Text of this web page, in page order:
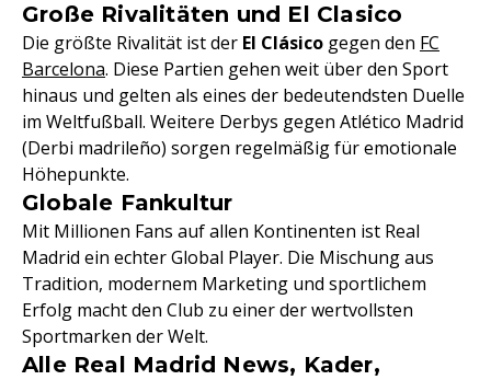
Große Rivalitäten und El Clasico
Die größte Rivalität ist der El Clásico gegen den FC
Barcelona. Diese Partien gehen weit über den Sport
hinaus und gelten als eines der bedeutendsten Duelle
im Weltfußball. Weitere Derbys gegen Atlético Madrid
(Derbi madrileño) sorgen regelmäßig für emotionale
Höhepunkte.
Globale Fankultur
Mit Millionen Fans auf allen Kontinenten ist Real
Madrid ein echter Global Player. Die Mischung aus
Tradition, modernem Marketing und sportlichem
Erfolg macht den Club zu einer der wertvollsten
Sportmarken der Welt.
Alle Real Madrid News, Kader,